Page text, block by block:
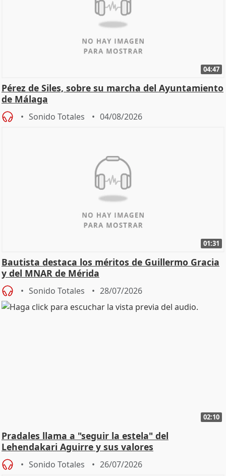
04:47
Pérez de Siles, sobre su marcha del Ayuntamiento
de Málaga
Sonido Totales 04/08/2026
01:31
Bautista destaca los méritos de Guillermo Gracia
y del MNAR de Mérida
Sonido Totales 28/07/2026
02:10
Pradales llama a "seguir la estela" del
Lehendakari Aguirre y sus valores
Sonido Totales 26/07/2026